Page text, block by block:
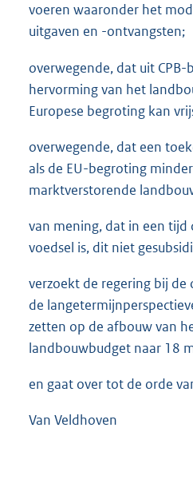
voeren waaronder het
uitgaven en -ontvangsten;
overwegende, dat uit
hervorming van het
Europese begroting kan
overwegende, dat een
als de EU-begroting
marktverstorende
van mening, dat in een tijd
voedsel is, dit niet
verzoekt de regering bij
de
zetten op de afbouw van
landbouwbudget naar 18
en gaat over tot de orde
Van Veldhoven